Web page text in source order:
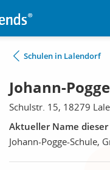
Schulen in Lalendorf
Johann-
Schulstr. 15, 18279
Aktueller Name dieser
Johann-Pogge-Schule,